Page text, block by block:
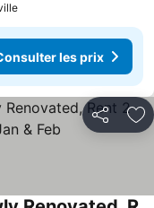
les prix
Partager